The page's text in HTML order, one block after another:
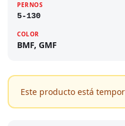
PERNOS
5-130
COLOR
BMF, GMF
Este producto está